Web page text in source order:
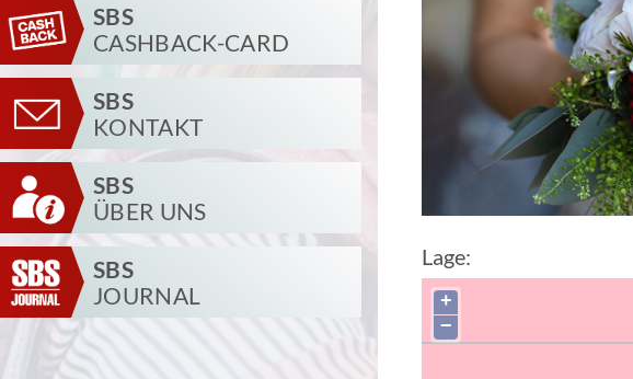
SBS
CASHBACK-CARD
SBS
KONTAKT
SBS
ÜBER UNS
SBS
JOURNAL
Lage:
+
−